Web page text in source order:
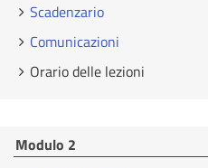
Scadenzario
Comunicazioni
Orario delle lezioni
Modulo 2